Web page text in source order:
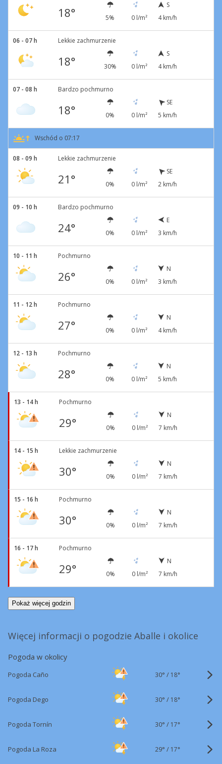
18° 5% 0 l/m²
S
4 km/h
06 - 07 h Lekkie zachmurzenie
18° 30% 0 l/m²
S
4 km/h
07 - 08 h Bardzo pochmurno
18° 0% 0 l/m²
SE
5 km/h
Wschód o 07:17
08 - 09 h Lekkie zachmurzenie
21° 0% 0 l/m²
SE
2 km/h
09 - 10 h Bardzo pochmurno
24° 0% 0 l/m²
E
3 km/h
10 - 11 h Pochmurno
26° 0% 0 l/m²
N
3 km/h
11 - 12 h Pochmurno
27° 0% 0 l/m²
N
4 km/h
12 - 13 h Pochmurno
28° 0% 0 l/m²
N
5 km/h
13 - 14 h Pochmurno
29° 0% 0 l/m²
N
7 km/h
14 - 15 h Lekkie zachmurzenie
30° 0% 0 l/m²
N
7 km/h
15 - 16 h Pochmurno
30° 0% 0 l/m²
N
7 km/h
16 - 17 h Pochmurno
29° 0% 0 l/m²
N
7 km/h
Pokaż więcej godzin
Więcej informacji o pogodzie Aballe i okolice
Pogoda w okolicy
Pogoda Caño 30° / 18°
Pogoda Dego 30° / 18°
Pogoda Tornín 30° / 17°
Pogoda La Roza 29° / 17°